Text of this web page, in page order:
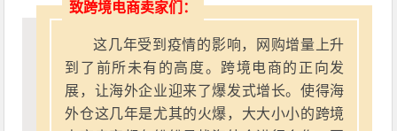
致跨境电商卖家们：
这几年受到疫情的影响，网购增量上升
到了前所未有的高度。跨境电商的正向发
展，让海外企业迎来了爆发式增长。使得海
外仓这几年是尤其的火爆，大大小小的跨境